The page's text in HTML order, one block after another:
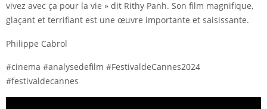
vivez avec ça pour la vie » dit Rithy Panh. Son film magnifique,
glaçant et terrifiant est une œuvre importante et saisissante.
Philippe Cabrol
#cinema #analysedefilm #FestivaldeCannes2024
#festivaldecannes